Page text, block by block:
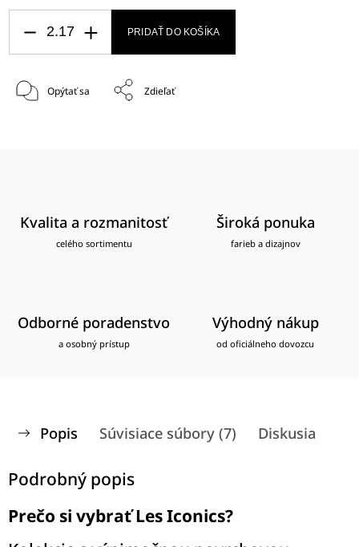
PRIDAŤ DO KOŠÍKA
Opýtať sa Zdieľať
Kvalita a rozmanitosť
celého sortimentu
Široká ponuka
farieb a dizajnov
Odborné poradenstvo
a osobný prístup
Výhodný nákup
od oficiálneho dovozcu
Popis Súvisiace súbory (7) Diskusia
Podrobný popis
Prečo si vybrať Les Iconics?